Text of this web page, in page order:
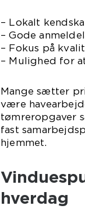
– Lokalt
– Gode
– Fokus på
– Mulighed for
Mange sætter
være
tømreropgaver
fast
hjemmet.
hverdag